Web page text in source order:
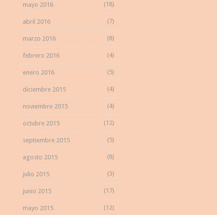
mayo 2016 (18)
abril 2016 (7)
marzo 2016 (8)
febrero 2016 (4)
enero 2016 (5)
diciembre 2015 (4)
noviembre 2015 (4)
octubre 2015 (12)
septiembre 2015 (5)
agosto 2015 (8)
julio 2015 (3)
junio 2015 (17)
mayo 2015 (12)